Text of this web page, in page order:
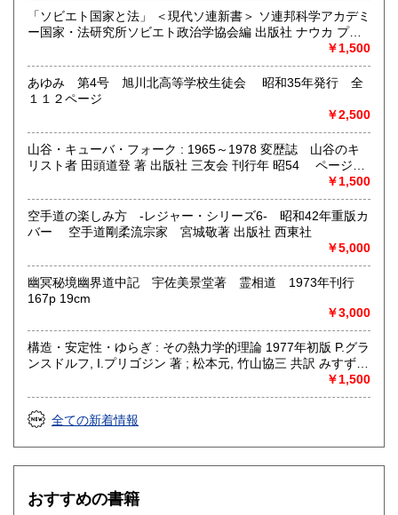
「ソビエト国家と法」 ＜現代ソ連新書＞ ソ連邦科学アカデミ
ー国家・法研究所ソビエト政治学協会編 出版社 ナウカ プロ
￥1,500
あゆみ 第4号 旭川北高等学校生徒会 昭和35年発行 全
１１２ページ
￥2,500
山谷・キューバ・フォーク : 1965～1978 変歴誌 山谷のキ
リスト者 田頭道登 著 出版社 三友会 刊行年 昭54 ページ数
￥1,500
空手道の楽しみ方 -レジャー・シリーズ6- 昭和42年重版カ
バー 空手道剛柔流宗家 宮城敬著 出版社 西東社
￥5,000
幽冥秘境幽界道中記 宇佐美景堂著 霊相道 1973年刊行
167p 19cm
￥3,000
構造・安定性・ゆらぎ : その熱力学的理論 1977年初版 P.グラ
ンスドルフ, I.プリゴジン 著 ; 松本元, 竹山協三 共訳 みすず書
房〈熱力学の方法を、平衡はもとより非線形性や不安定性を
も含むあらゆる現象へ拡張できないであろうか？ ……新し
い「構造」は常に不安定性の結果として出現する。すなわち
それはゆらぎから生じるものである。ふつうはゆらぎが生じ
びつけ、ゆらぎの巨視的理論を包含する一般化された熱力学
を作り上げなくてはならない。〉散逸構造の理論で、1977
￥1,500
全ての新着情報
おすすめの書籍